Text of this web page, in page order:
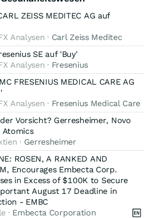
ZEISS MEDITEC AG auf
Analysen · Carl Zeiss Meditec
SE auf 'Buy'
Analysen · Fresenius
FRESENIUS MEDICAL CARE AG
Analysen · Fresenius Medical Care
Vorsicht? Gerresheimer, Novo
Atomics
· Gerresheimer
ROSEN, A RANKED AND
Encourages Embecta Corp.
in Excess of $100K to Secure
August 17 Deadline in
- EMBC
· Embecta Corporation